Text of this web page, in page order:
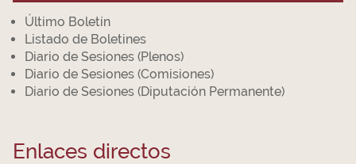
Último Boletín
Listado de Boletines
Diario de Sesiones (Plenos)
Diario de Sesiones (Comisiones)
Diario de Sesiones (Diputación Permanente)
Enlaces directos